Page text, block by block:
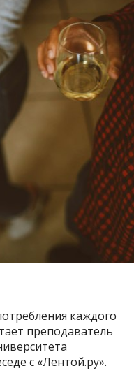
каждого
преподаватель
с «Лентой.ру».